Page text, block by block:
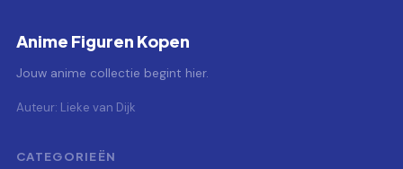
Anime Figuren Kopen
Jouw anime collectie begint hier.
Auteur: Lieke van Dijk
CATEGORIEËN